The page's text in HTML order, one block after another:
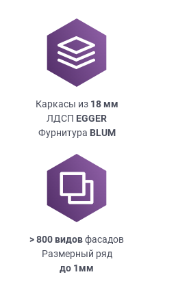
Каркасы из 18мм
ЛДСП EGGER
Фурнитура BLUM
> 800 видовфасадов
Размерный ряд
до 1мм